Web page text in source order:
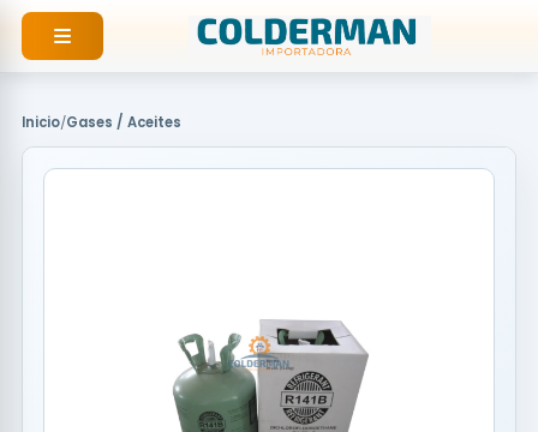
contenido
Inicio/Gases / Aceites